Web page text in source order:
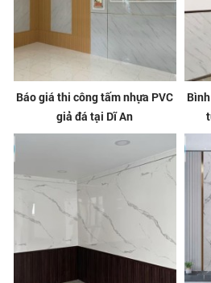
Báo giá thi công tấm nhựa PVC
giả đá tại Dĩ An